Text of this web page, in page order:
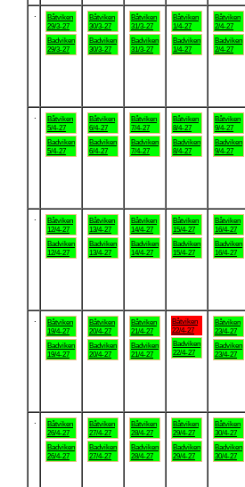
Båtviken
29/3-27
Badviken
29/3-27
Båtviken
30/3-27
Badviken
30/3-27
Båtviken
31/3-27
Badviken
31/3-27
Båtviken
1/4-27
Badviken
1/4-27
Båtviken
2/4-27
Badviken
2/4-27
Båtviken
5/4-27
Badviken
5/4-27
Båtviken
6/4-27
Badviken
6/4-27
Båtviken
7/4-27
Badviken
7/4-27
Båtviken
8/4-27
Badviken
8/4-27
Båtviken
9/4-27
Badviken
9/4-27
Båtviken
12/4-27
Badviken
12/4-27
Båtviken
13/4-27
Badviken
13/4-27
Båtviken
14/4-27
Badviken
14/4-27
Båtviken
15/4-27
Badviken
15/4-27
Båtviken
16/4-27
Badviken
16/4-27
Båtviken
19/4-27
Badviken
19/4-27
Båtviken
20/4-27
Badviken
20/4-27
Båtviken
21/4-27
Badviken
21/4-27
Båtviken
22/4-27
Badviken
22/4-27
Båtviken
23/4-27
Badviken
23/4-27
Båtviken
26/4-27
Badviken
26/4-27
Båtviken
27/4-27
Badviken
27/4-27
Båtviken
28/4-27
Badviken
28/4-27
Båtviken
29/4-27
Badviken
29/4-27
Båtviken
30/4-27
Badviken
30/4-27